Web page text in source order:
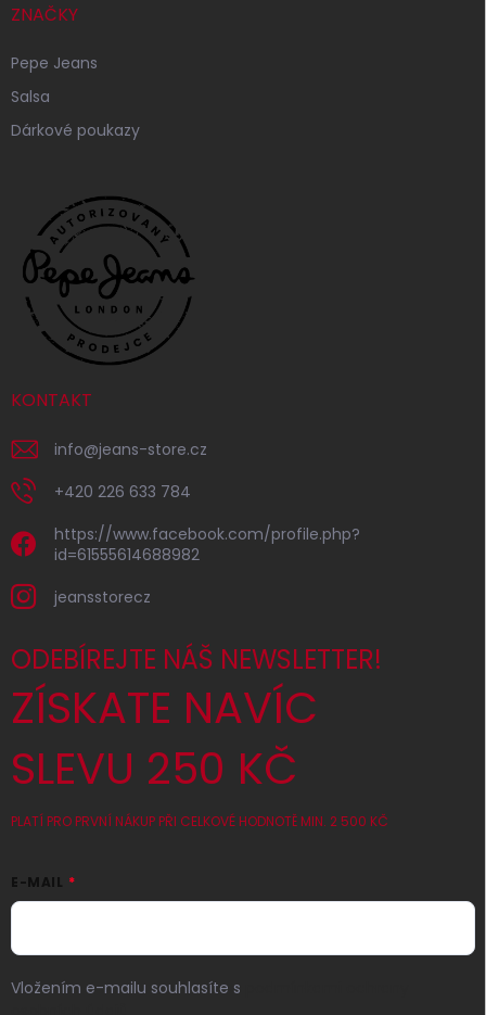
ZNAČKY
Pepe Jeans
Salsa
Dárkové poukazy
KONTAKT
info@jeans-store.cz
+420 226 633 784
https://www.facebook.com/profile.php?
id=61555614688982
jeansstorecz
ODEBÍREJTE NÁŠ NEWSLETTER!
ZÍSKATE NAVÍC
SLEVU 250 KČ
PLATÍ PRO PRVNÍ NÁKUP PŘI CELKOVÉ HODNOTĚ MIN. 2 500 KČ
E-MAIL
Vložením e-mailu souhlasíte s